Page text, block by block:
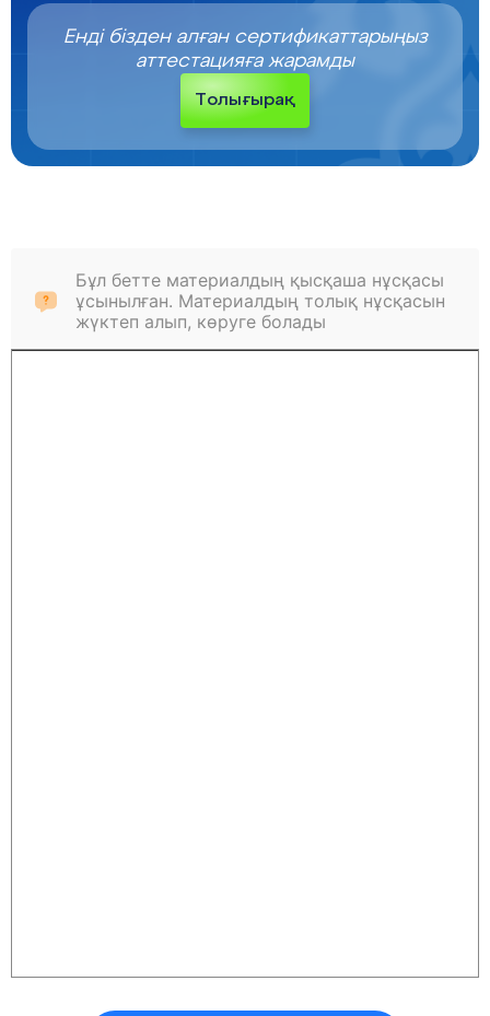
Енді бізден алған сертификаттарыңыз
аттестацияға жарамды
Толығырақ
Бұл бетте материалдың қысқаша нұсқасы
ұсынылған. Материалдың толық нұсқасын
жүктеп алып, көруге болады